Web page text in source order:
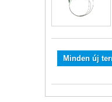
Minden új